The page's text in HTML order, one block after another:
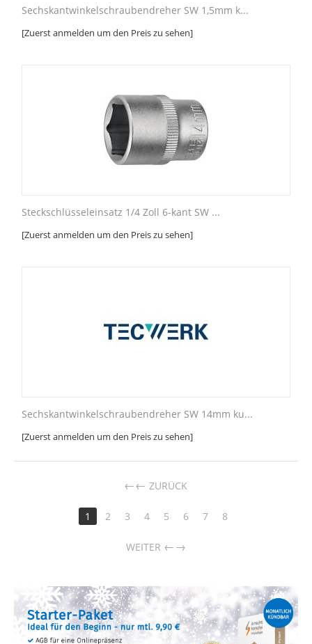
Sechskantwinkelschraubendreher SW 1,5mm k...
[Zuerst anmelden um den Preis zu sehen]
Steckschlüsseleinsatz 1/4 Zoll 6-kant SW ...
[Zuerst anmelden um den Preis zu sehen]
Sechskantwinkelschraubendreher SW 14mm ku...
[Zuerst anmelden um den Preis zu sehen]
← ZURÜCK
1 2 3 4 5 6 7 8
WEITER →